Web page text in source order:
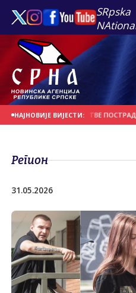
SRpska
НАЈНОВИЈЕ ВИЈЕСТИ:
СРПСКЕ ЦИВИЛНЕ ЖРТВЕ ПОСТРАДАЛЕ
Регион
31.05.2026